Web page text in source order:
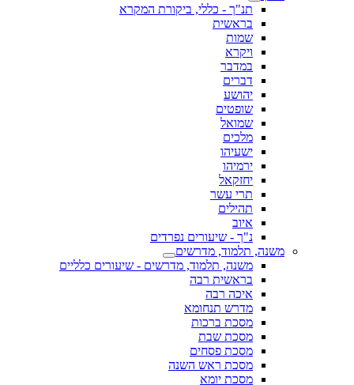
תנ"ך - כללי, ביקורת המקרא
בראשית
שמות
ויקרא
במדבר
דברים
יהושע
שופטים
שמואל
מלכים
ישעיהו
ירמיהו
יחזקאל
תרי עשר
תהילים
איוב
נ"ך - שיעורים נפרדים
משנה, תלמוד, מדרשים
משנה, תלמוד, מדרשים - שיעורים כלליים
בראשית רבה
איכה רבה
מדרש תנחומא
מסכת ברכות
מסכת שבת
מסכת פסחים
מסכת ראש השנה
מסכת יומא